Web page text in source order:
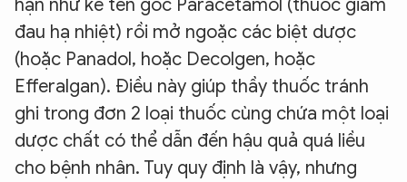
hạn như kê tên gốc Paracetamol (thuốc giảm
đau hạ nhiệt) rồi mở ngoặc các biệt dược
(hoặc Panadol, hoặc Decolgen, hoặc
Efferalgan). Ðiều này giúp thầy thuốc tránh
ghi trong đơn 2 loại thuốc cùng chứa một loại
dược chất có thể dẫn đến hậu quả quá liều
cho bệnh nhân. Tuy quy định là vậy, nhưng